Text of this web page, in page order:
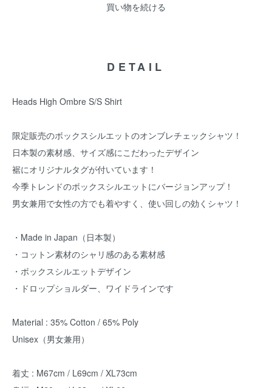
買い物を続ける
DETAIL
Heads High Ombre S/S Shirt
限定販売のボックスシルエットのオンブレチェックシャツ！
日本製の素材感、サイズ感にこだわったデザイン
裾にオリジナルタグが付いています！
今季トレンドのボックスシルエットにバージョンアップ！
男女兼用で女性の方でも着やすく、使い回しの効くシャツ！
・Made in Japan（日本製）
・コットン素材のシャリ感のある素材感
・ボックスシルエットデザイン
・ドロップショルダー、ワイドラインです
Material : 35% Cotton / 65% Poly
Unisex（男女兼用）
着丈 : M67cm / L69cm / XL73cm